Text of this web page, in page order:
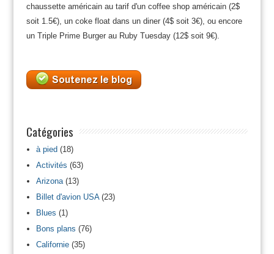
chaussette américain au tarif d'un coffee shop américain (2$
soit 1.5€), un coke float dans un diner (4$ soit 3€), ou encore
un Triple Prime Burger au Ruby Tuesday (12$ soit 9€).
Catégories
à pied(18)
Activités (63)
Arizona(13)
Billet d'avion USA(23)
Blues (1)
Bons plans (76)
Californie(35)